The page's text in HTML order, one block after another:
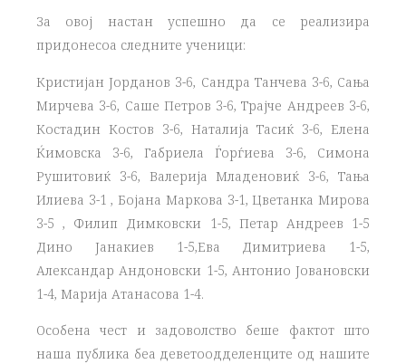
За овој настан успешно да се реализира
придонесоа следните ученици:
Кристијан Јорданов 3-6, Сандра Танчева 3-6, Сања
Мирчева 3-6, Саше Петров 3-6, Трајче Андреев 3-6,
Костадин Костов 3-6, Наталија Тасиќ 3-6, Елена
Ќимовска 3-6, Габриела Ѓорѓиева 3-6, Симона
Рушитовиќ 3-6, Валерија Младеновиќ 3-6, Тања
Илиева 3-1 , Бојана Маркова 3-1, Цветанка Мирова
3-5 , Филип Димковски 1-5, Петар Андреев 1-5
Дино Јанакиев 1-5,Ева Димитриева 1-5,
Александар Андоновски 1-5, Антонио Јовановски
1-4, Марија Атанасова 1-4.
Особена чест и задоволство беше фактот што
наша публика беа деветоодделенците од нашите